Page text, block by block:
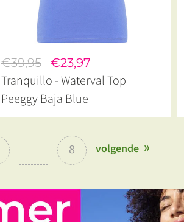
€39,95 €23,97
Tranquillo - Waterval Top
Peeggy Baja Blue
8 volgende